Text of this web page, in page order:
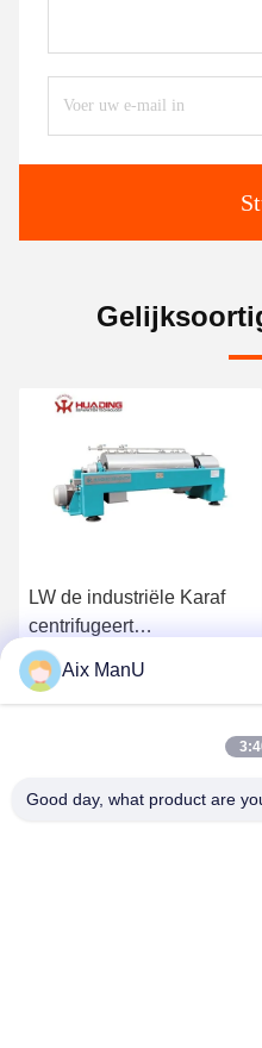
LW de industriële Karaf
centrifugeert
Separators440v Vaste-
vloeibare stof
Ga Nu Praten.
Aix ManU
Good day, what product are